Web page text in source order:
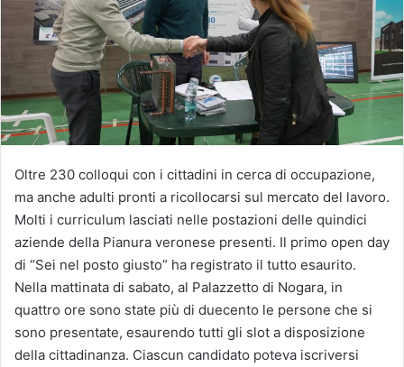
Oltre 230 colloqui con i cittadini in cerca di occupazione,
ma anche adulti pronti a ricollocarsi sul mercato del lavoro.
Molti i curriculum lasciati nelle postazioni delle quindici
aziende della Pianura veronese presenti. Il primo open day
di “Sei nel posto giusto” ha registrato il tutto esaurito.
Nella mattinata di sabato, al Palazzetto di Nogara, in
quattro ore sono state più di duecento le persone che si
sono presentate, esaurendo tutti gli slot a disposizione
della cittadinanza. Ciascun candidato poteva iscriversi